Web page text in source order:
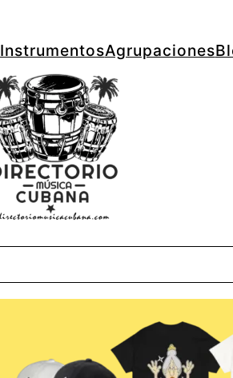
InstrumentosAgrupaciones